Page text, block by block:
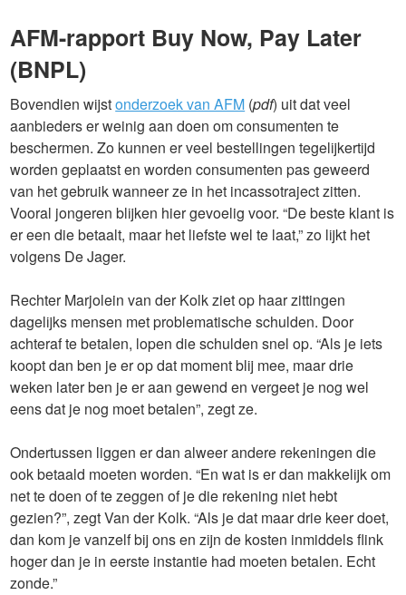
AFM-rapport Buy Now, Pay Later
(BNPL)
Bovendien wijstonderzoek van AFM (pdf) uit dat veel
aanbieders er weinig aan doen om consumenten te
beschermen. Zo kunnen er veel bestellingen tegelijkertijd
worden geplaatst en worden consumenten pas geweerd
van het gebruik wanneer ze in het incassotraject zitten.
Vooral jongeren blijken hier gevoelig voor. “De beste klant is
er een die betaalt, maar het liefste wel te laat,” zo lijkt het
volgens De Jager.
Rechter Marjolein van der Kolk ziet op haar zittingen
dagelijks mensen met problematische schulden. Door
achteraf te betalen, lopen die schulden snel op. “Als je iets
koopt dan ben je er op dat moment blij mee, maar drie
weken later ben je er aan gewend en vergeet je nog wel
eens dat je nog moet betalen”, zegt ze.
Ondertussen liggen er dan alweer andere rekeningen die
ook betaald moeten worden. “En wat is er dan makkelijk om
net te doen of te zeggen of je die rekening niet hebt
gezien?”, zegt Van der Kolk. “Als je dat maar drie keer doet,
dan kom je vanzelf bij ons en zijn de kosten inmiddels flink
hoger dan je in eerste instantie had moeten betalen. Echt
zonde.”